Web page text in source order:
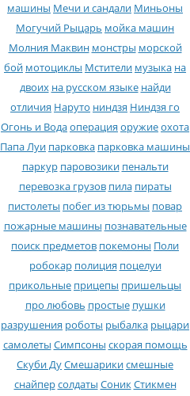
машины Мечи и сандали Миньоны
Могучий Рыцарь мойка машин
Молния Маквин монстры морской
бой мотоциклы Мстители музыка на
двоих на русском языке найди
отличия Наруто ниндзя Ниндзя го
Огонь и Водаоперация оружиеохота
Папа Луи парковка парковка машины
паркур паровозики пенальти
перевозка грузов пила пираты
пистолеты побег из тюрьмы повар
пожарные машины познавательные
поиск предметов покемоны Поли
робокар полиция поцелуи
прикольные прицепы пришельцы
про любовь простые пушки
разрушения роботы рыбалка рыцари
самолеты Симпсоны скорая помощь
Скуби ДуСмешарикисмешные
снайперсолдаты СоникСтикмен